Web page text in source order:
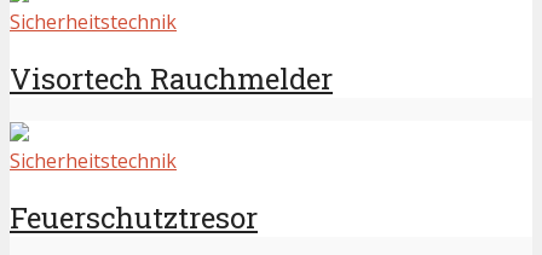
Sicherheitstechnik
Visortech Rauchmelder
Sicherheitstechnik
Feuerschutztresor